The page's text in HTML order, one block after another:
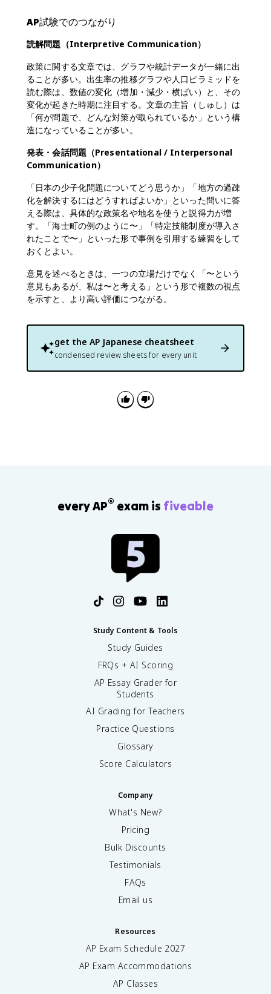
AP試験でのつながり
読解問題（Interpretive Communication）
政策に関する文章では、グラフや統計データが一緒に出
ることが多い。出生率の推移グラフや人口ピラミッドを
読む際は、数値の変化（増加・減少・横ばい）と、その
変化が起きた時期に注目する。文章の主旨（しゅし）は
「何が問題で、どんな対策が取られているか」という構
造になっていることが多い。
発表・会話問題（Presentational / Interpersonal
Communication）
「日本の少子化問題についてどう思うか」「地方の過疎
化を解決するにはどうすればよいか」といった問いに答
える際は、具体的な政策名や地名を使うと説得力が増
す。「海士町の例のように〜」「特定技能制度が導入さ
れたことで〜」といった形で事例を引用する練習をして
おくとよい。
意見を述べるときは、一つの立場だけでなく「〜という
意見もあるが、私は〜と考える」という形で複数の視点
を示すと、より高い評価につながる。
get the AP Japanese cheatsheet
condensed review sheets for every unit
every AP® exam is fiveable
Study Content & Tools
Study Guides
FRQs + AI Scoring
AP Essay Grader for
Students
AI Grading for Teachers
Practice Questions
Glossary
Score Calculators
Company
What's New?
Pricing
Bulk Discounts
Testimonials
FAQs
Email us
Resources
AP Exam Schedule 2027
AP Exam Accommodations
AP Classes